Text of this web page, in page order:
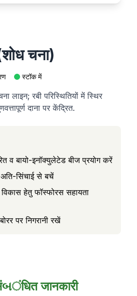
चना)
स्टॉक में
लाइन; रबी परिस्थितियों में स्थिर
दाना पर केंद्रित.
व बायो-इनॉक्युलेटेड बीज प्रयोग करें
सिंचाई से बचें
हेतु फॉस्फोरस सहायता
पर निगरानी रखें
जानकारी